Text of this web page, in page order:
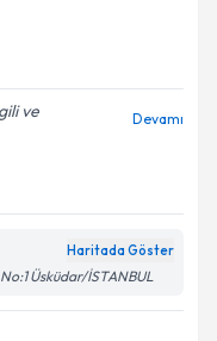
ve
Devamı
Haritada Göster
Üsküdar/İSTANBUL